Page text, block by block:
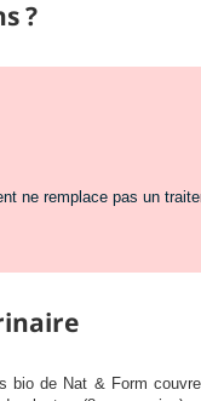
?
ne remplace pas un
bio de Nat & Form